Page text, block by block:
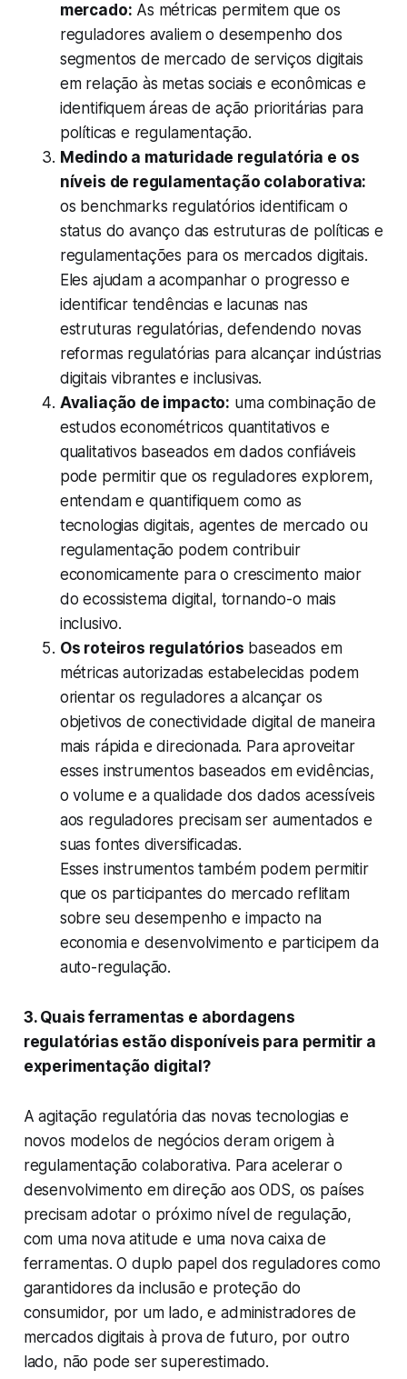
mercado: As métricas permitem que os
reguladores avaliem o desempenho dos
segmentos de mercado de serviços digitais
em relação às metas sociais e econômicas e
identifiquem áreas de ação prioritárias para
políticas e regulamentação.
Medindo a maturidade regulatória e os
níveis de regulamentação colaborativa:
os benchmarks regulatórios identificam o
status do avanço das estruturas de políticas e
regulamentações para os mercados digitais.
Eles ajudam a acompanhar o progresso e
identificar tendências e lacunas nas
estruturas regulatórias, defendendo novas
reformas regulatórias para alcançar indústrias
digitais vibrantes e inclusivas.
Avaliação de impacto: uma combinação de
estudos econométricos quantitativos e
qualitativos baseados em dados confiáveis
pode permitir que os reguladores explorem,
entendam e quantifiquem como as
tecnologias digitais, agentes de mercado ou
regulamentação podem contribuir
economicamente para o crescimento maior
do ecossistema digital, tornando-o mais
inclusivo.
Os roteiros regulatórios baseados em
métricas autorizadas estabelecidas podem
orientar os reguladores a alcançar os
objetivos de conectividade digital de maneira
mais rápida e direcionada. Para aproveitar
esses instrumentos baseados em evidências,
o volume e a qualidade dos dados acessíveis
aos reguladores precisam ser aumentados e
suas fontes diversificadas.
Esses instrumentos também podem permitir
que os participantes do mercado reflitam
sobre seu desempenho e impacto na
economia e desenvolvimento e participem da
auto-regulação.
3. Quais ferramentas e abordagens
regulatórias estão disponíveis para permitir a
experimentação digital?
A agitação regulatória das novas tecnologias e
novos modelos de negócios deram origem à
regulamentação colaborativa. Para acelerar o
desenvolvimento em direção aos ODS, os países
precisam adotar o próximo nível de regulação,
com uma nova atitude e uma nova caixa de
ferramentas. O duplo papel dos reguladores como
garantidores da inclusão e proteção do
consumidor, por um lado, e administradores de
mercados digitais à prova de futuro, por outro
lado, não pode ser superestimado.